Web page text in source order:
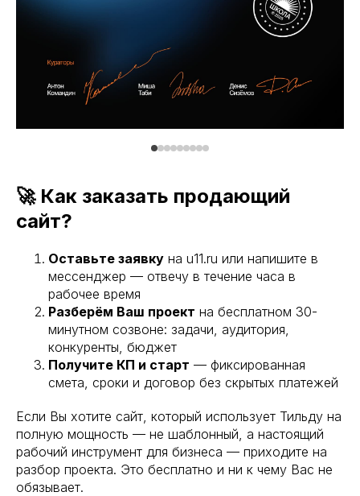
🚀 Как заказать продающий
сайт?
Оставьте заявку на u11.ru или напишите в
мессенджер — отвечу в течение часа в
рабочее время
Разберём Ваш проект на бесплатном 30-
минутном созвоне: задачи, аудитория,
конкуренты, бюджет
Получите КП и старт — фиксированная
смета, сроки и договор без скрытых платежей
Если Вы хотите сайт, который использует Тильду на
полную мощность — не шаблонный, а настоящий
рабочий инструмент для бизнеса — приходите на
разбор проекта. Это бесплатно и ни к чему Вас не
обязывает.